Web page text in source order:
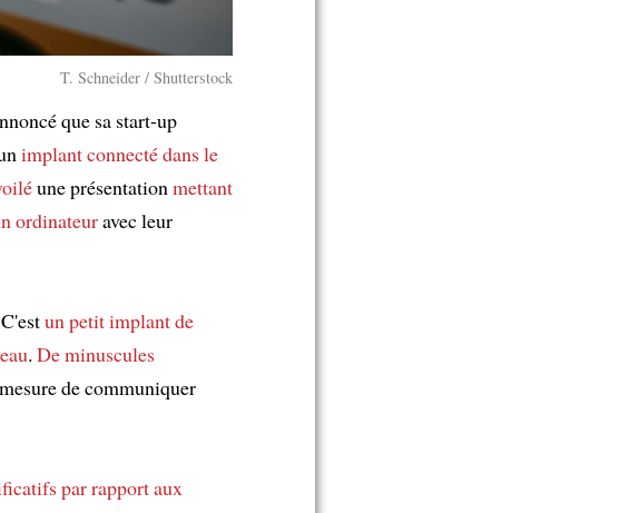
T. Schneider / Shutterstock
que sa start-up
implant connecté dans le
une présentationmettant
ordinateuravec leur
un petit implant de
. De minuscules
de communiquer
par rapport aux